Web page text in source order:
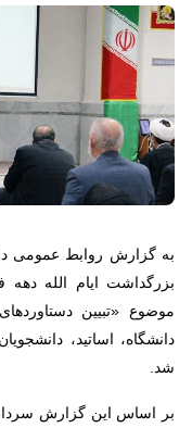
بزرگداشت ایام الله
موضوع «تبیین
دانشگاه، اساتید،
شد.
بر اساس این گزارش سردار